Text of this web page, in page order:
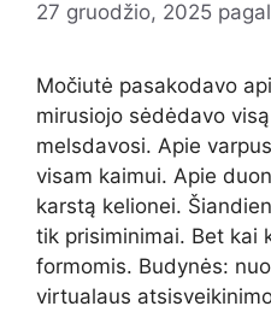
27 gruodžio, 2025 pagal
Močiutė pasakodavo
mirusiojo sėdėdavo
melsdavosi. Apie
visam kaimui. Apie
karstą kelionei.
tik prisiminimai. Bet kai
formomis. Budynės:
virtualaus